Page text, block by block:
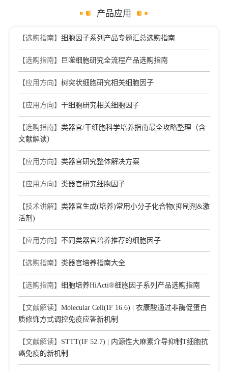
产品应用
【选购指南】 细胞因子系列产品专题汇总选购指南
【选购指南】 巨噬细胞研究全流程产品选购指南
【应用方向】 树突状细胞研究相关细胞因子
【应用方向】 干细胞研究相关细胞因子
【选购指南】 类器官/干细胞科学培养指南最全攻略整理（含
文献解读）
【应用方向】 类器官研究整体解决方案
【应用方向】 类器官研究细胞因子
【技术讲解】 类器官生成(培养)常用小分子化合物(抑制剂&激
活剂)
【应用方向】 不同类器官培养推荐的细胞因子
【选购指南】 类器官培养指南大全
【选购指南】 细胞培养HiActi®细胞因子系列产品选购指南
【文献解读】 Molecular Cell(IF 16.6) | 衣康酸通过非酶促蛋白
质修饰方式调控免疫应答新机制
【文献解读】 STTT(IF 52.7) | 内源性大麻素介导抑制T细胞抗
癌免疫的新机制